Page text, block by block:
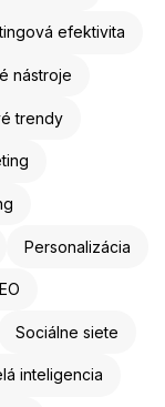
efektivita
nástroje
trendy
Personalizácia
Sociálne siete
inteligencia